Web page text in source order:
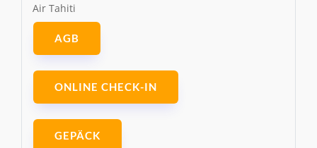
Air Tahiti
AGB
ONLINE CHECK-IN
GEPÄCK